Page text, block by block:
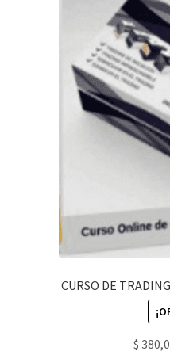
CURSO DE
$